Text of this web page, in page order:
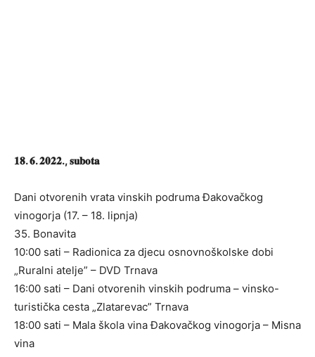
𝟏𝟖. 𝟔. 𝟐𝟎𝟐𝟐., 𝐬𝐮𝐛𝐨𝐭𝐚
Dani otvorenih vrata vinskih podruma Đakovačkog
vinogorja (17. – 18. lipnja)
35. Bonavita
10:00 sati – Radionica za djecu osnovnoškolske dobi
„Ruralni atelje” – DVD Trnava
16:00 sati – Dani otvorenih vinskih podruma – vinsko-
turistička cesta „Zlatarevac” Trnava
18:00 sati – Mala škola vina Đakovačkog vinogorja – Misna
vina